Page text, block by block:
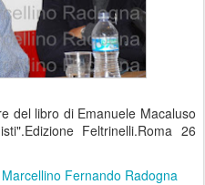
del libro di Emanuele Macaluso
Feltrinelli.Roma 26
Marcellino Fernando Radogna